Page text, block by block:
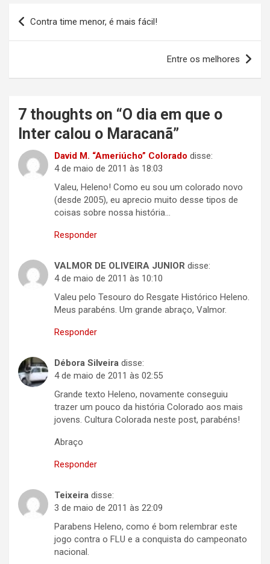
Navegação
de
Contra time menor, é mais fácil!
Entre os melhores
7 thoughts on “O dia em que o
Inter calou o Maracanã”
David M. “Ameriúcho” Colorado disse:
4 de maio de 2011 às 18:03
Valeu, Heleno! Como eu sou um colorado novo
(desde 2005), eu aprecio muito desse tipos de
coisas sobre nossa história…
Responder
VALMOR DE OLIVEIRA JUNIOR disse:
4 de maio de 2011 às 10:10
Valeu pelo Tesouro do Resgate Histórico Heleno.
Meus parabéns. Um grande abraço, Valmor.
Responder
Débora Silveira disse:
4 de maio de 2011 às 02:55
Grande texto Heleno, novamente conseguiu
trazer um pouco da história Colorado aos mais
jovens. Cultura Colorada neste post, parabéns!
Abraço
Responder
Teixeira disse:
3 de maio de 2011 às 22:09
Parabens Heleno, como é bom relembrar este
jogo contra o FLU e a conquista do campeonato
nacional.